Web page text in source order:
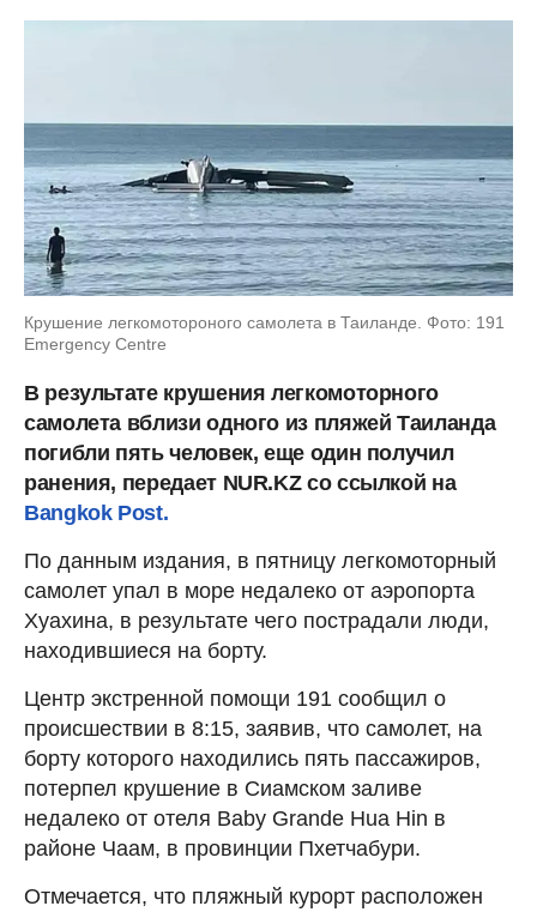
Крушение легкомотороного самолета в Таиланде. Фото: 191
Emergency Centre
В результате крушения легкомоторного
самолета вблизи одного из пляжей Таиланда
погибли пять человек, еще один получил
ранения, передает NUR.KZ со ссылкой на
Bangkok Post.
По данным издания, в пятницу легкомоторный
самолет упал в море недалеко от аэропорта
Хуахина, в результате чего пострадали люди,
находившиеся на борту.
Центр экстренной помощи 191 сообщил о
происшествии в 8:15, заявив, что самолет, на
борту которого находились пять пассажиров,
потерпел крушение в Сиамском заливе
недалеко от отеля Baby Grande Hua Hin в
районе Чаам, в провинции Пхетчабури.
Отмечается, что пляжный курорт расположен